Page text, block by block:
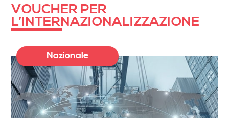
VOUCHER PER
L’INTERNAZIONALIZZAZIONE
Nazionale